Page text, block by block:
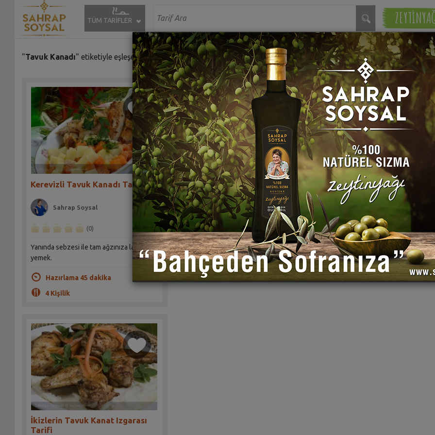
TÜM TARİFLER
"Tavuk Kanadı" etiketiyle eşleşen (2) tarif bulundu.
Kerevizli Tavuk Kanadı Tarifi
Sahrap Soysal
(0)
Yanında sebzesi ile tam ağzınıza layık bir
yemek.
Hazırlama 45 dakika
4 Kişilik
İkizlerin Tavuk Kanat Izgarası
Tarifi